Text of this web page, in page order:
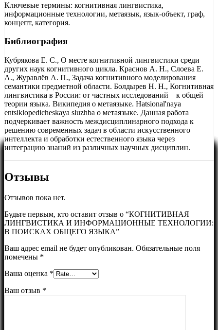
Ключевые термины: когнитивная лингвистика,
информационные технологии, метаязык, язык-объект, граф,
концепт, категория.
Библиография
Кубрякова Е. С., О месте когнитивной лингвистики среди
других наук когнитивного цикла. Краснов А. Н., Слоева Е.
А., Журавлёв А. П., Задача когнитивного моделирования
семантики предметной области. Болдырев Н. Н., Когнитивная
лингвистика в России: от частных исследований – к общей
теории языка. Википедия о метаязыке. Нatsional'naya
entsiklopedicheskaya sluzhba о метаязыке. Данная работа
подчеркивает важность междисциплинарного подхода к
решению современных задач в области искусственного
интеллекта и обработки естественного языка через
интеграцию знаний из различных научных дисциплин.
Отзывы
Отзывов пока нет.
Будьте первым, кто оставит отзыв о “КОГНИТИВНАЯ
ЛИНГВИСТИКА И ИНФОРМАЦИОННЫЕ ТЕХНОЛОГИИ:
В ПОИСКАХ ОБЩЕГО ЯЗЫКА”
Ваш адрес email не будет опубликован. Обязательные поля
помечены *
Ваша оценка *
Ваш отзыв *